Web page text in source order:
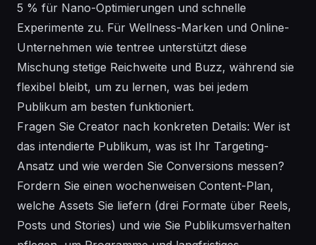
5 % für Nano-Optimierungen und schnelle
Experimente zu. Für Wellness-Marken und Online-
Unternehmen wie tentree unterstützt diese
Mischung stetige Reichweite und Buzz, während sie
flexibel bleibt, um zu lernen, was bei jedem
Publikum am besten funktioniert.
Fragen Sie Creator nach konkreten Details: Wer ist
das intendierte Publikum, was ist Ihr Targeting-
Ansatz und wie werden Sie Conversions messen?
Fordern Sie einen wochenweisen Content-Plan,
welche Assets Sie liefern (drei Formate über Reels,
Posts und Stories) und wie Sie Publikumsverhalten